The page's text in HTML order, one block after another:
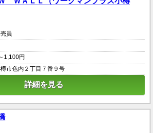
員
1,100円
市色内２丁目７番９号
詳細を見る